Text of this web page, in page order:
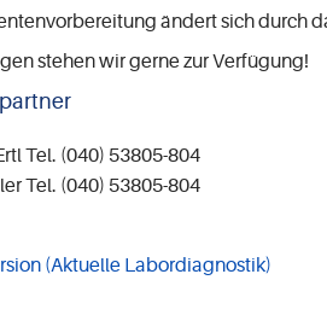
ändert sich durch
stehen wir gerne zur Verfügung!
Tel. (040) 53805-804
Tel. (040) 53805-804
(Aktuelle Labordiagnostik)